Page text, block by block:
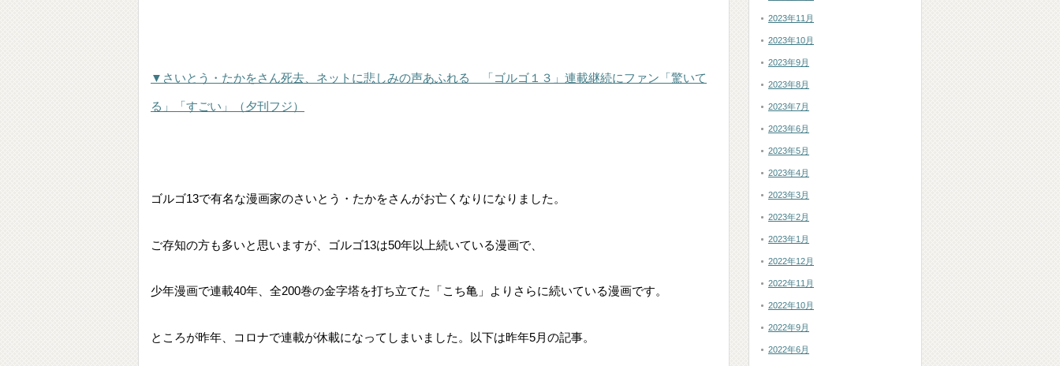
▼さいとう・たかをさん死去、ネットに悲しみの声あふれる 「ゴルゴ１３」連載継続にファン「驚いて
る」「すごい」（夕刊フジ）
ゴルゴ13で有名な漫画家のさいとう・たかをさんがお亡くなりになりました。
ご存知の方も多いと思いますが、ゴルゴ13は50年以上続いている漫画で、
少年漫画で連載40年、全200巻の金字塔を打ち立てた「こち亀」よりさらに続いている漫画です。
ところが昨年、コロナで連載が休載になってしまいました。以下は昨年5月の記事。
2023年11月
2023年10月
2023年9月
2023年8月
2023年7月
2023年6月
2023年5月
2023年4月
2023年3月
2023年2月
2023年1月
2022年12月
2022年11月
2022年10月
2022年9月
2022年6月